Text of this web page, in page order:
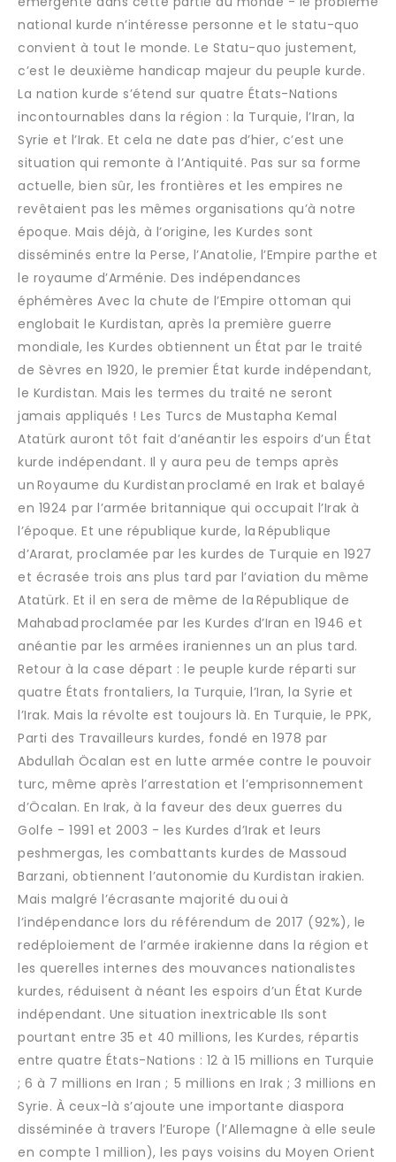
national kurde n’intéresse personne et le statu-quo
convient à tout le monde. Le Statu-quo justement,
c’est le deuxième handicap majeur du peuple kurde.
La nation kurde s’étend sur quatre États-Nations
incontournables dans la région : la Turquie, l’Iran, la
Syrie et l’Irak. Et cela ne date pas d’hier, c’est une
situation qui remonte à l’Antiquité. Pas sur sa forme
actuelle, bien sûr, les frontières et les empires ne
revêtaient pas les mêmes organisations qu’à notre
époque. Mais déjà, à l’origine, les Kurdes sont
disséminés entre la Perse, l’Anatolie, l’Empire parthe et
le royaume d’Arménie. Des indépendances
éphémères Avec la chute de l’Empire ottoman qui
englobait le Kurdistan, après la première guerre
mondiale, les Kurdes obtiennent un État par le traité
de Sèvres en 1920, le premier État kurde indépendant,
le Kurdistan. Mais les termes du traité ne seront
jamais appliqués ! Les Turcs de Mustapha Kemal
Atatürk auront tôt fait d’anéantir les espoirs d’un État
kurde indépendant. Il y aura peu de temps après
un Royaume du Kurdistan proclamé en Irak et balayé
en 1924 par l’armée britannique qui occupait l’Irak à
l’époque. Et une république kurde, la République
d’Ararat, proclamée par les kurdes de Turquie en 1927
et écrasée trois ans plus tard par l’aviation du même
Atatürk. Et il en sera de même de la République de
Mahabad proclamée par les Kurdes d’Iran en 1946 et
anéantie par les armées iraniennes un an plus tard.
Retour à la case départ : le peuple kurde réparti sur
quatre États frontaliers, la Turquie, l’Iran, la Syrie et
l’Irak. Mais la révolte est toujours là. En Turquie, le PPK,
Parti des Travailleurs kurdes, fondé en 1978 par
Abdullah Öcalan est en lutte armée contre le pouvoir
turc, même après l’arrestation et l’emprisonnement
d’Öcalan. En Irak, à la faveur des deux guerres du
Golfe - 1991 et 2003 - les Kurdes d’Irak et leurs
peshmergas, les combattants kurdes de Massoud
Barzani, obtiennent l’autonomie du Kurdistan irakien.
Mais malgré l’écrasante majorité du oui à
l’indépendance lors du référendum de 2017 (92%), le
redéploiement de l’armée irakienne dans la région et
les querelles internes des mouvances nationalistes
kurdes, réduisent à néant les espoirs d’un État Kurde
indépendant. Une situation inextricable Ils sont
pourtant entre 35 et 40 millions, les Kurdes, répartis
entre quatre États-Nations : 12 à 15 millions en Turquie
; 6 à 7 millions en Iran ; 5 millions en Irak ; 3 millions en
Syrie. À ceux-là s’ajoute une importante diaspora
disséminée à travers l’Europe (l’Allemagne à elle seule
en compte 1 million), les pays voisins du Moyen Orient